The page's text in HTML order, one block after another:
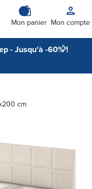
Mon panier Mon compte
- Jusqu'à -60% !
cm